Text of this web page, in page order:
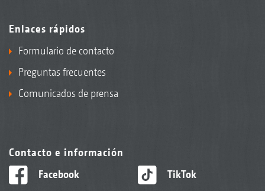
Enlaces rápidos
Formulario de contacto
Preguntas frecuentes
Comunicados de prensa
Contacto e información
Facebook
TikTok